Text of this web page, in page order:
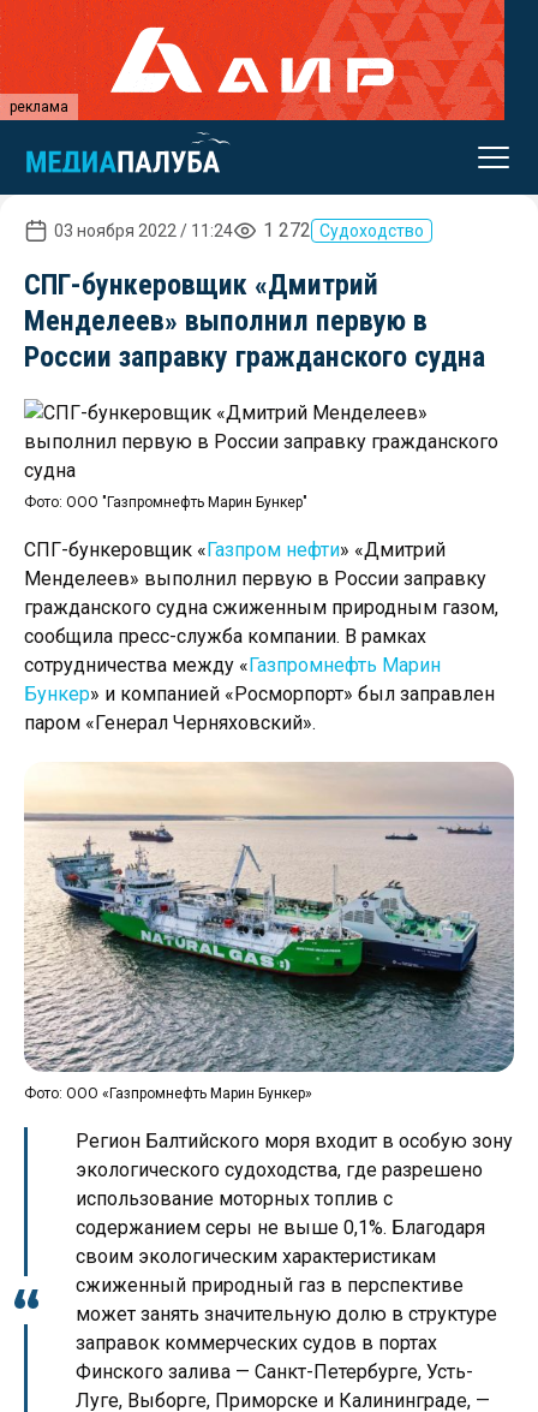
реклама
03 ноября 2022 / 11:24 1 272 Судоходство
СПГ-бункеровщик «Дмитрий
Менделеев» выполнил первую в
России заправку гражданского судна
Фото: ООО "Газпромнефть Марин Бункер"
СПГ-бункеровщик «Газпром нефти» «Дмитрий
Менделеев» выполнил первую в России заправку
гражданского судна сжиженным природным газом,
сообщила пресс-служба компании. В рамках
сотрудничества между «Газпромнефть Марин
Бункер» и компанией «Росморпорт» был заправлен
паром «Генерал Черняховский».
Фото: ООО «Газпромнефть Марин Бункер»
Регион Балтийского моря входит в особую зону
экологического судоходства, где разрешено
использование моторных топлив с
содержанием серы не выше 0,1%. Благодаря
своим экологическим характеристикам
сжиженный природный газ в перспективе
может занять значительную долю в структуре
заправок коммерческих судов в портах
Финского залива — Санкт-Петербурге, Усть-
Луге, Выборге, Приморске и Калининграде, —